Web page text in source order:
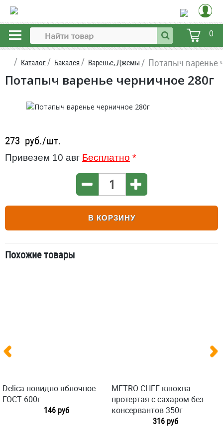
0
Каталог Бакалея Варенье, Джемы Потапыч варенье
Потапыч варенье черничное 280г
273 руб./шт.
Привезем 10 авг Бесплатно *
В КОРЗИНУ
Похожие товары
Delica повидло яблочное
ГОСТ 600г
146 руб
METRO CHEF клюква
протертая с сахаром без
консервантов 350г
316 руб